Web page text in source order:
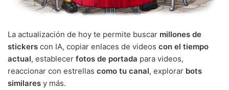
La actualización de hoy te permite buscar millones de
stickers con IA, copiar enlaces de videos con el tiempo
actual, establecer fotos de portada para videos,
reaccionar con estrellas como tu canal, explorar bots
similares y más.